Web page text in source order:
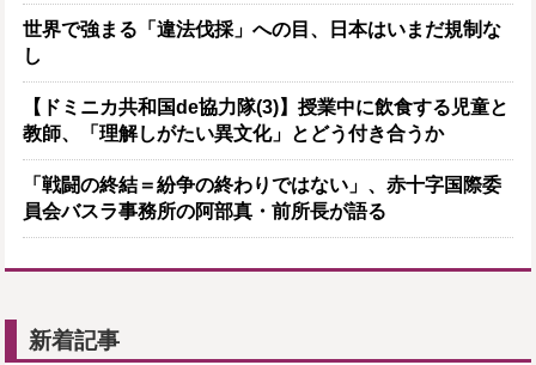
世界で強まる「違法伐採」への目、日本はいまだ規制な
し
【ドミニカ共和国de協力隊(3)】授業中に飲食する児童と
教師、「理解しがたい異文化」とどう付き合うか
「戦闘の終結＝紛争の終わりではない」、赤十字国際委
員会バスラ事務所の阿部真・前所長が語る
新着記事